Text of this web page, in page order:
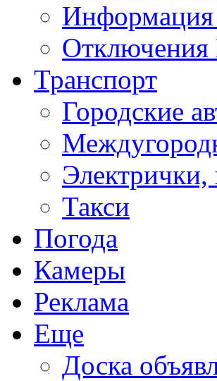
Транспорт
Городские
Электрички,
Такси
Погода
Камеры
Реклама
Еще
Доска